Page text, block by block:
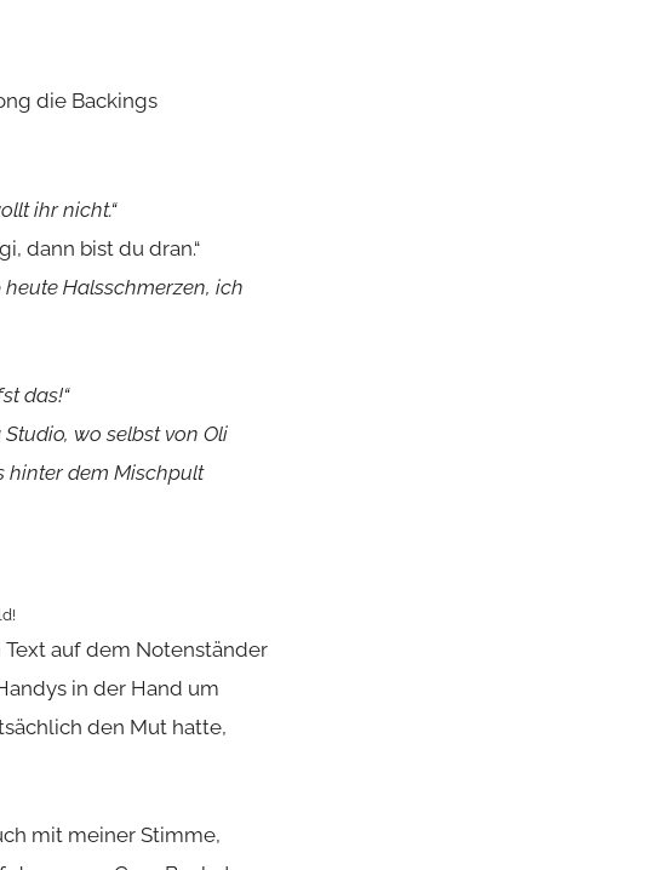
die Backings
ihr nicht.“
dann bist du dran.“
heute Halsschmerzen, ich
das!“
wo selbst von Oli
hinter dem Mischpult
Text auf dem Notenständer
in der Hand um
den Mut hatte,
mit meiner Stimme,